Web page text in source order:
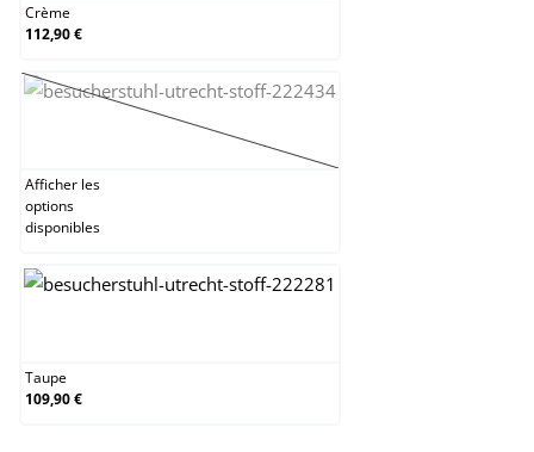
Crème
112,90 €
Gris foncé
(Cette option n'est pas disponible pour le
Afficher les
options
disponibles
Taupe
109,90 €